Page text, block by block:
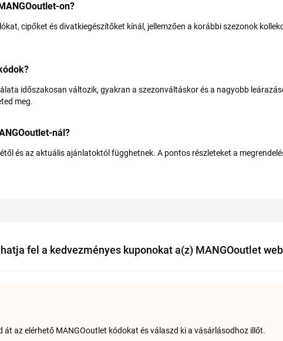
on?
cipőket és divatkiegészítőket kínál, jellemzően a korábbi szezonok
időszakosan változik, gyakran a szezonváltáskor és a nagyobb
meg.
nál?
és az aktuális ajánlatoktól függhetnek. A pontos részleteket a
fel a kedvezményes kuponokat a(z) MANGOoutlet
át az elérhető MANGOoutlet kódokat és válaszd ki a vásárlásodhoz illőt.